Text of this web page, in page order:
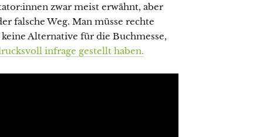
zwar meist erwähnt, aber
falsche Weg. Man müsse rechte
Alternative für die Buchmesse,
infrage gestellt haben.